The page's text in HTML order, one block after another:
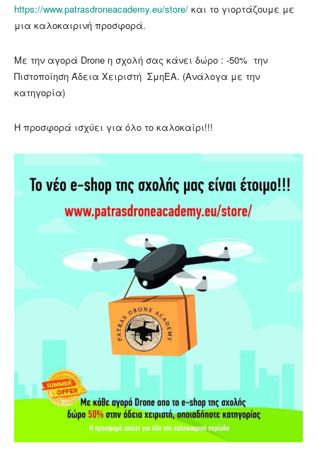
https://www.patrasdroneacademy.eu/store/ και το γιορτάζουμε με
μια καλοκαιρινή προσφορά.
Με την αγορά Drone η σχολή σας κάνει δώρο : -50% την
Πιστοποίηση Άδεια Χειριστή ΣμηΕΑ. (Ανάλογα με την
κατηγορία)
Η προσφορά ισχύει για όλο το καλοκαίρι!!!